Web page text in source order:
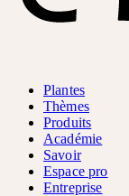
Plantes
Thèmes
Produits
Académie
Savoir
Espace pro
Entreprise